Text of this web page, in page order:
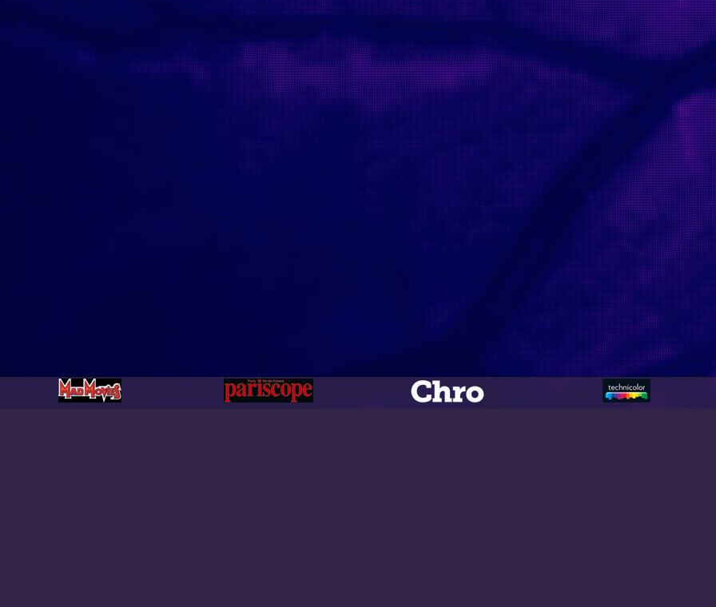
Filename: libraries/Encryption.php
Line Number: 372
Backtrace:
File: /homepages/13/d456025738/htdocs/www.etrangefestival.com/clandestiny/application/core/MY_Controller.php
Line: 57
Function: __construct
File: /homepages/13/d456025738/htdocs/www.etrangefestival.com/clandestiny/application/core/MY_Controller.php
Line: 139
Function: __construct
File: /homepages/13/d456025738/htdocs/www.etrangefestival.com/clandestiny/application/controllers/Film.php
Line: 28
Function: __construct